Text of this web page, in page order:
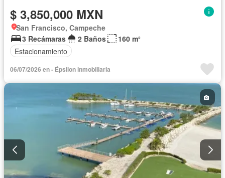
$ 3,850,000 MXN
San Francisco, Campeche
3 Recámaras
2 Baños
160 m²
Estacionamiento
06/07/2026 en - Épsilon inmobiliaria